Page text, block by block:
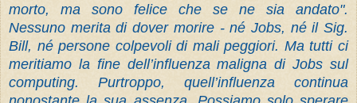
morto, ma sono felice che se ne sia andato".
Nessuno merita di dover morire - né Jobs, né il Sig.
Bill, né persone colpevoli di mali peggiori. Ma tutti ci
meritiamo la fine dell’influenza maligna di Jobs sul
computing. Purtroppo, quell’influenza continua